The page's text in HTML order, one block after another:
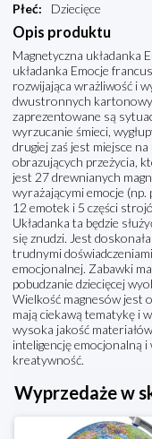
Płeć: Dziecięce
Opis produktu
Magnetyczna układanka
układanka Emocje
rozwijająca wrażliwość i
dwustronnych
zaprezentowane są
wyrzucanie śmieci,
drugiej zaś jest miejsce
obrazujących przeżycia,
jest 27 drewnianych
wyrażającymi emocje (np.
12 emotek i 5 części
Układanka ta będzie
się znudzi. Jest
trudnymi
emocjonalnej. Zabawki
pobudzanie dziecięcej
Wielkość magnesów jest
mają ciekawą tematykę i
wysoka jakość
inteligencję emocjonalną
kreatywność.
Wyprzedaże w